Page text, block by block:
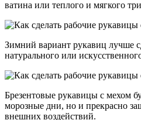
ватина или теплого и мягкого
Зимний вариант рукавиц лучше
натурального или
Брезентовые рукавицы с мехом
морозные дни, но и прекрасно
внешних воздействий.